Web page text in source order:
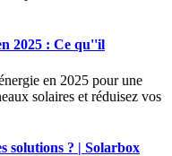
2025 : Ce qu''il
en 2025 pour une
solaires et réduisez vos
solutions ? | Solarbox